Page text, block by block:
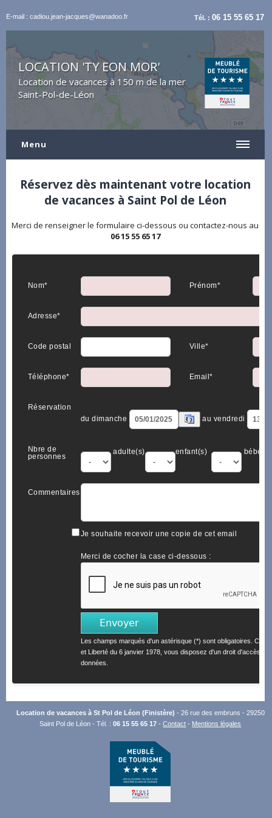
E-mail : cadiou.jean-jacques@wanadoo.fr Tél. :06 15 55 65 17
LOCATION 'TY EON MOR'
Location de vacances à 150 m de la mer
Saint-Pol-de-Léon
Menu
Réservez dès maintenant votre location
de vacances à Saint Pol de Léon
Merci de renseigner le formulaire ci-dessous ou contactez-nous au
06 15 55 65 17
Nom* Prénom*
Adresse*
Code postal Ville*
Téléphone* Email*
Réservation
du dimanche
au vendredi
Nbre de
personnes
adulte(s) enfant(s) bébé(s)
Commentaires
Je souhaite recevoir une copie de cet email
Merci de cocher la case ci-dessous :
Les champs marqués d'un astérisque (*) sont obligatoires.
et Liberté du 6 janvier 1978, vous disposez d'un droit d'accès et
données.
Location de vacances à St Pol de Léon (Finistère) - 26 rue des embruns - 29250
Saint Pol de Léon - Tél. :06 15 55 65 17 -Contact - Mentions légales